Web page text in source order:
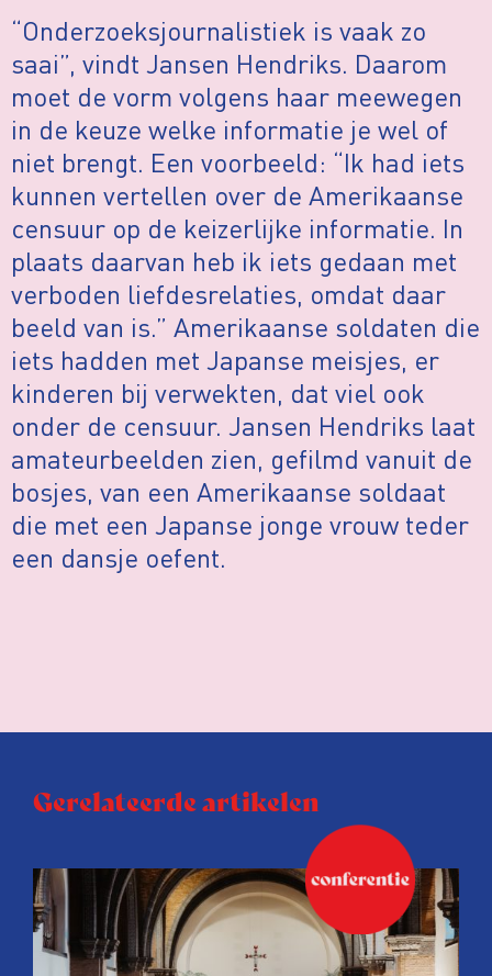
“Onderzoeksjournalistiek is vaak zo
saai”, vindt Jansen Hendriks. Daarom
moet de vorm volgens haar meewegen
in de keuze welke informatie je wel of
niet brengt. Een voorbeeld: “Ik had iets
kunnen vertellen over de Amerikaanse
censuur op de keizerlijke informatie. In
plaats daarvan heb ik iets gedaan met
verboden liefdesrelaties, omdat daar
beeld van is.” Amerikaanse soldaten die
iets hadden met Japanse meisjes, er
kinderen bij verwekten, dat viel ook
onder de censuur. Jansen Hendriks laat
amateurbeelden zien, gefilmd vanuit de
bosjes, van een Amerikaanse soldaat
die met een Japanse jonge vrouw teder
een dansje oefent.
Gerelateerde artikelen